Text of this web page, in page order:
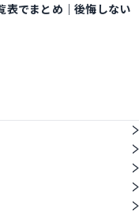
表でまとめ｜後悔しない